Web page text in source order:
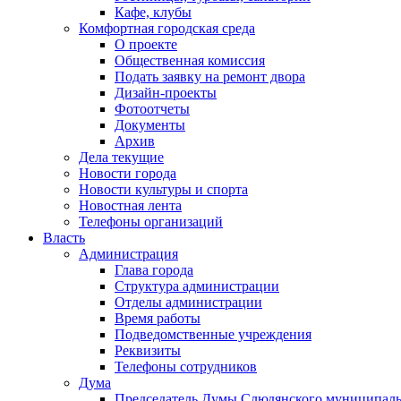
Кафе, клубы
Комфортная городская среда
О проекте
Общественная комиссия
Подать заявку на ремонт двора
Дизайн-проекты
Фотоотчеты
Документы
Архив
Дела текущие
Новости города
Новости культуры и спорта
Новостная лента
Телефоны организаций
Власть
Администрация
Глава города
Структура администрации
Отделы администрации
Время работы
Подведомственные учреждения
Реквизиты
Телефоны сотрудников
Дума